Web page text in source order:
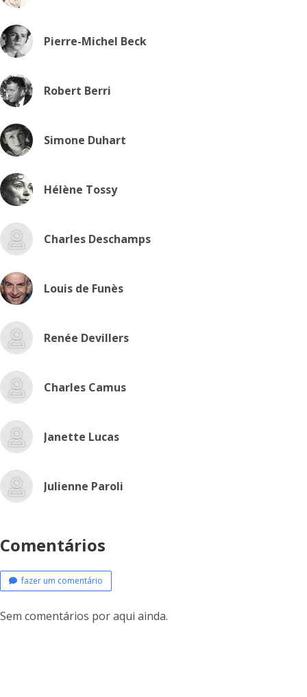
Pierre-Michel Beck
Robert Berri
Simone Duhart
Hélène Tossy
Charles Deschamps
Louis de Funès
Renée Devillers
Charles Camus
Janette Lucas
Julienne Paroli
Comentários
fazer um comentário
Sem comentários por aqui ainda.